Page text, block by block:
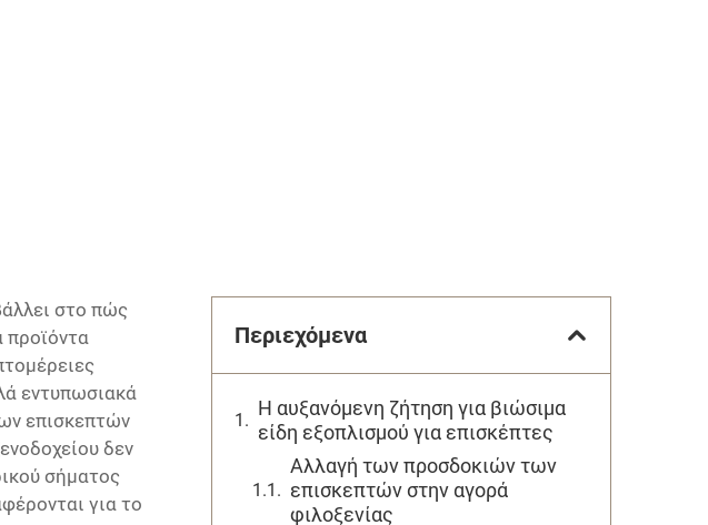
στο πώς
προϊόντα
εντυπωσιακά
επισκεπτών
δεν
σήματος
για το
Περιεχόμενα
Η αυξανόμενη ζήτηση για βιώσιμα
είδη εξοπλισμού για επισκέπτες
Αλλαγή των προσδοκιών των
επισκεπτών στην αγορά
φιλοξενίας